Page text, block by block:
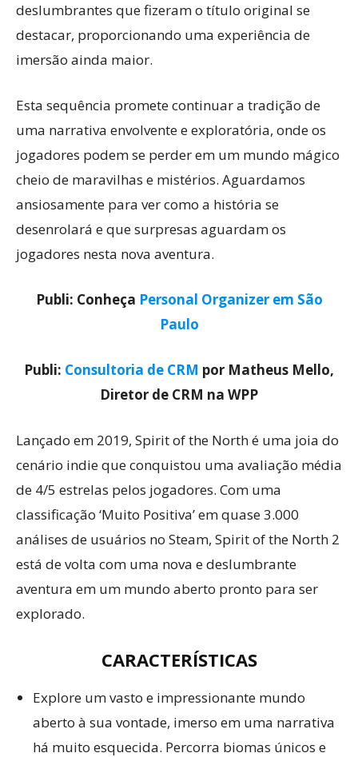
deslumbrantes que fizeram o título original se
destacar, proporcionando uma experiência de
imersão ainda maior.
Esta sequência promete continuar a tradição de
uma narrativa envolvente e exploratória, onde os
jogadores podem se perder em um mundo mágico
cheio de maravilhas e mistérios. Aguardamos
ansiosamente para ver como a história se
desenrolará e que surpresas aguardam os
jogadores nesta nova aventura.
Publi: Conheça Personal Organizer em São
Paulo
Publi: Consultoria de CRM por Matheus Mello,
Diretor de CRM na WPP
Lançado em 2019, Spirit of the North é uma joia do
cenário indie que conquistou uma avaliação média
de 4/5 estrelas pelos jogadores. Com uma
classificação ‘Muito Positiva’ em quase 3.000
análises de usuários no Steam, Spirit of the North 2
está de volta com uma nova e deslumbrante
aventura em um mundo aberto pronto para ser
explorado.
CARACTERÍSTICAS
Explore um vasto e impressionante mundo
aberto à sua vontade, imerso em uma narrativa
há muito esquecida. Percorra biomas únicos e